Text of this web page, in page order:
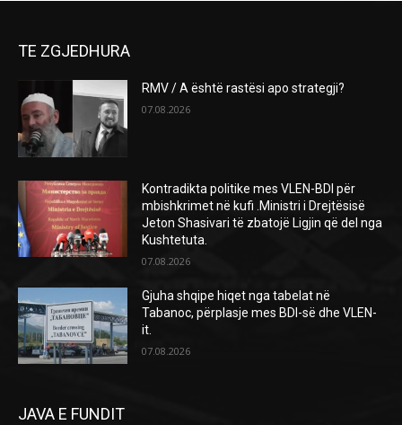
TE ZGJEDHURA
RMV / A është rastësi apo strategji?
07.08.2026
Kontradikta politike mes VLEN-BDI për
mbishkrimet në kufi .Ministri i Drejtësisë
Jeton Shasivari të zbatojë Ligjin që del nga
Kushtetuta.
07.08.2026
Gjuha shqipe hiqet nga tabelat në
Tabanoc, përplasje mes BDI-së dhe VLEN-
it.
07.08.2026
JAVA E FUNDIT